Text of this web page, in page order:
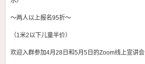
～两人以上报名95折～
（1米2以下儿童半价）
欢迎入群参加4月28日和5月5日的Zoom线上宣讲会